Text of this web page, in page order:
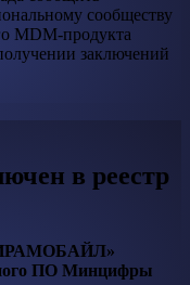
сообществу
MDM-продукта
заключений
в реестр
ПО Минцифры